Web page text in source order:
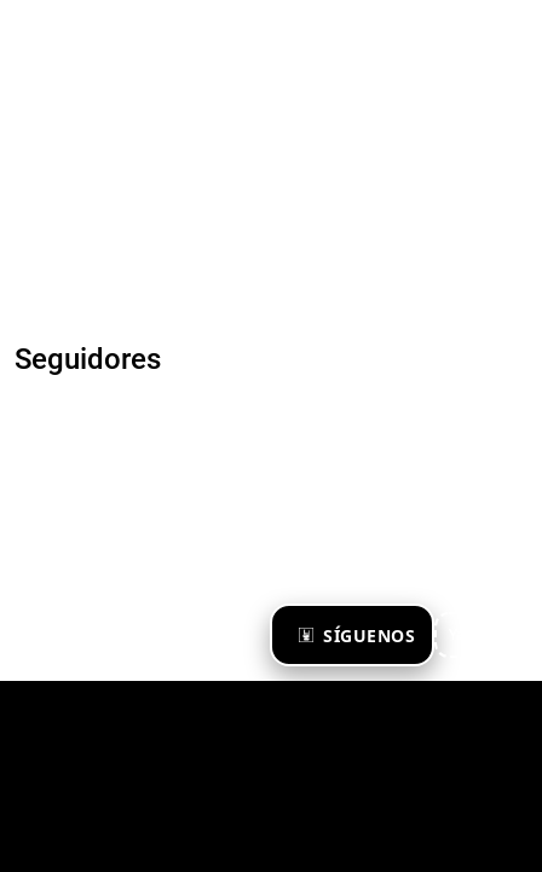
SÍGUENOS
Seguidores